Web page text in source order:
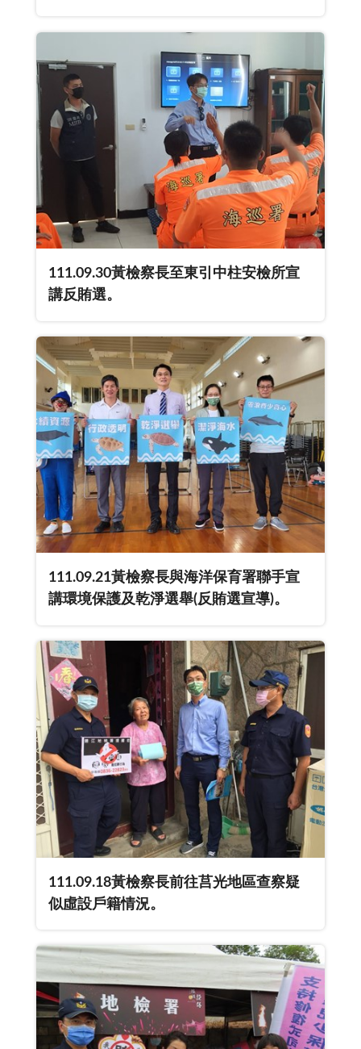
條。
111.09.30黃檢察長至東引中柱安檢所宣
講反賄選。
111.09.21黃檢察長與海洋保育署聯手宣
講環境保護及乾淨選舉(反賄選宣導)。
111.09.18黃檢察長前往莒光地區查察疑
似虛設戶籍情況。